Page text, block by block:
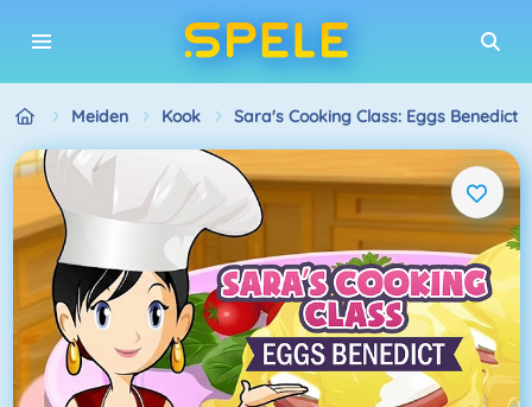
Meiden Kook Sara's Cooking Class: Eggs Benedict